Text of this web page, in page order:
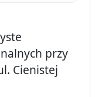
przy
Cienistej